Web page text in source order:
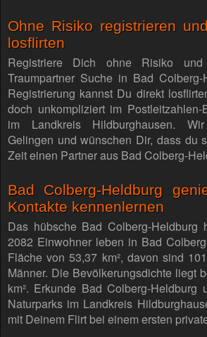
Ohne Risiko registrieren
losflirten
Registriere Dich ohne Risiko
Traumpartner Suche in Bad
Registrierung kannst Du direkt
doch unkompliziert im
im Landkreis Hildburghausen.
Gelingen und wünschen Dir, dass du
Zeit einen Partner aus Bad Colberg-
Bad Colberg-Heldburg
Kontakte kennenlernen
Das hübsche Bad Colberg-Heldburg
2082 Einwohner leben in Bad
Fläche von 53,37 km², davon sind
Männer. Die Bevölkerungsdichte liegt
km². Erkunde Bad Colberg-Heldburg
Naturparks im Landkreis
mit Deinem Flirt bei einem ersten